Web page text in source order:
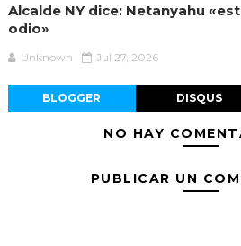
Alcalde NY dice: Netanyahu
odio»
Unknown Jul 27, 2026
BLOGGER DISQUS
NO HAY
PUBLICAR UN